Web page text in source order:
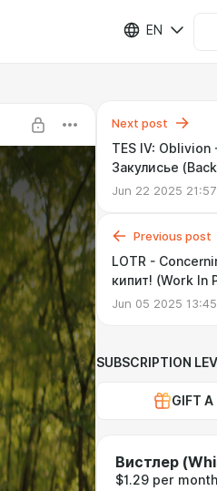
EN
Next post
TES IV:
Закулисье
Jun 22 2025 21:57
Previous post
LOTR -
кипит! (Work In
Jun 05 2025 13:45
SUBSCRIPTION
GIFT A
Вистлер
$1.29 per month